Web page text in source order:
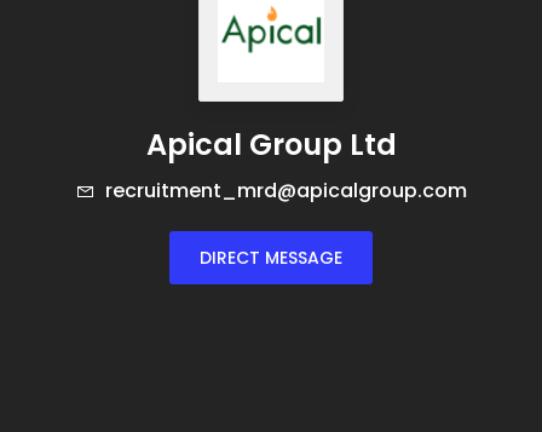
Apical Group Ltd
recruitment_mrd@apicalgroup.com
DIRECT MESSAGE